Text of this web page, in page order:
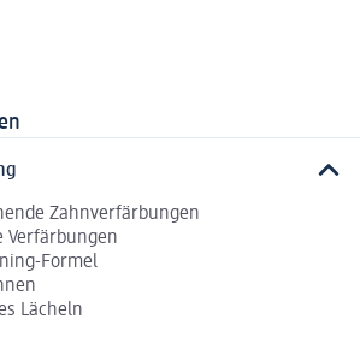
Zahnverfärbungen
Verfärbungen
Formel
Lächeln